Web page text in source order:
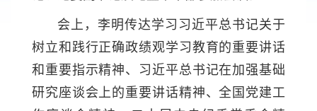
会上，李明传达学习习近平总书记关于
树立和践行正确政绩观学习教育的重要讲话
和重要指示精神、习近平总书记在加强基础
研究座谈会上的重要讲话精神、全国党建工